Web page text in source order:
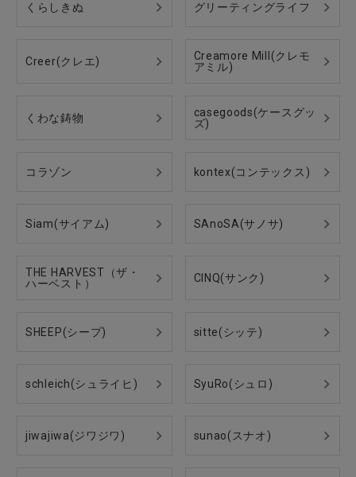
特集
くらしきぬ グリーティングライフ
Creer(クレエ)
Creamore Mill(クレモ
アミル)
くわな鋳物
casegoods(ケースグッ
ズ)
コラゾン kontex(コンテックス)
Siam(サイアム) SAnoSA(サノサ)
THE HARVEST（ザ・
ハーベスト）
CINQ(サンク)
SHEEP(シープ) sitte(シッテ)
schleich(シュライヒ) SyuRo(シュロ)
jiwajiwa(ジワジワ) sunao(スナオ)